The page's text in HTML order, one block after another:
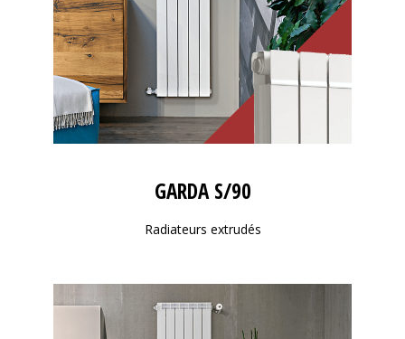
GARDA S/90
Radiateurs extrudés